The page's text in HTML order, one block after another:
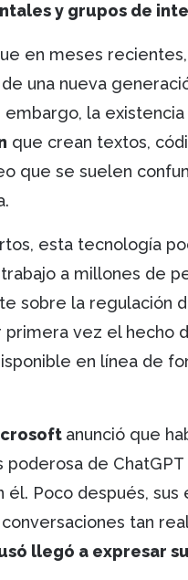
y grupos de
en meses
una nueva
embargo, la
que crean textos,
que se suelen
esta tecnología
a millones de
sobre la regulación
primera vez el hecho
en línea de
anunció que
poderosa de
él. Poco después,
tan
llegó a expresar